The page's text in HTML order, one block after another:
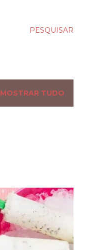
PESQUISAR
MOSTRAR TUDO